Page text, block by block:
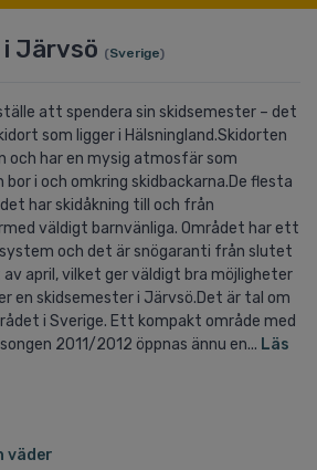
Järvsö (Sverige)
att spendera sin skidsemester – det
som ligger i Hälsningland.Skidorten
och har en mysig atmosfär som
i och omkring skidbackarna.De flesta
har skidåkning till och från
väldigt barnvänliga. Området har ett
och det är snögaranti från slutet
april, vilket ger väldigt bra möjligheter
en skidsemester i Järvsö.Det är tal om
i Sverige. Ett kompakt område med
2011/2012 öppnas ännu en... Läs
väder